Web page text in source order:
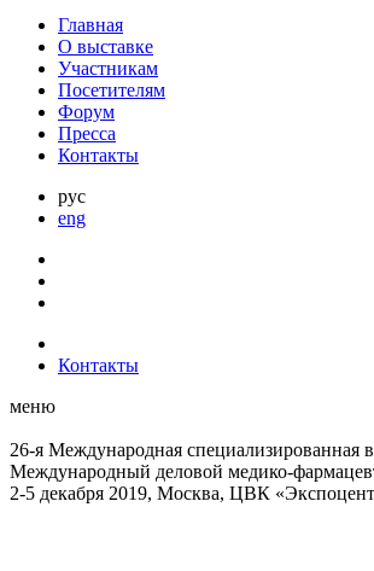
Главная
О выставке
Участникам
Посетителям
Форум
Пресса
Контакты
рус
eng
Контакты
меню
26-я Международная специализированная
Международный деловой медико-
2-5 декабря 2019, Москва, ЦВК